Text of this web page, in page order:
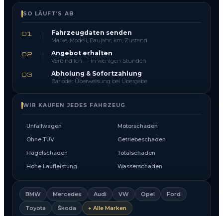
SO LÄUFT’S AB
01 Fahrzeugdaten senden
Marke, Modell, Baujahr, km, Zustand
02 Angebot erhalten
Verbindlich — in wenigen Stunden
03 Abholung & Sofortzahlung
Bar oder Überweisung bei Übergabe
WIR KAUFEN JEDES FAHRZEUG
Unfallwagen
Motorschaden
Ohne TÜV
Getriebeschaden
Hagelschaden
Totalschaden
Hohe Laufleistung
Wasserschaden
BMW Mercedes Audi VW Opel
Ford
Toyota
Škoda + Alle Marken